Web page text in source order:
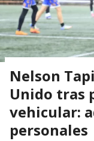
Nelson
Unido tras
vehicular:
personales